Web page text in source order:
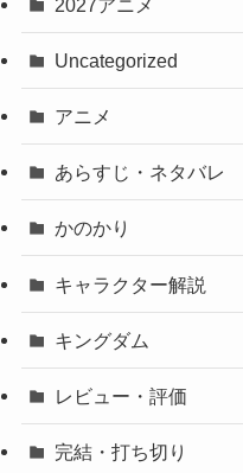
2027アニメ
Uncategorized
アニメ
あらすじ・ネタバレ
かのかり
キャラクター解説
キングダム
レビュー・評価
完結・打ち切り